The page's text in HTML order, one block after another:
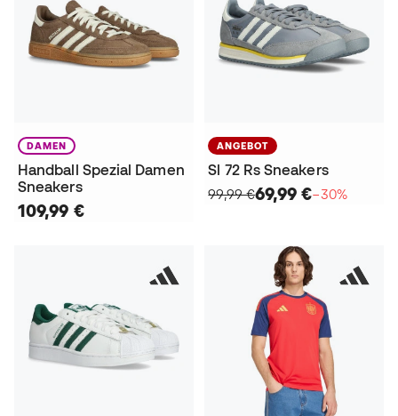
DAMEN
Handball Spezial Damen
Sneakers
109,99 €
ANGEBOT
Sl 72 Rs Sneakers
99,99 €69,99 €−30%